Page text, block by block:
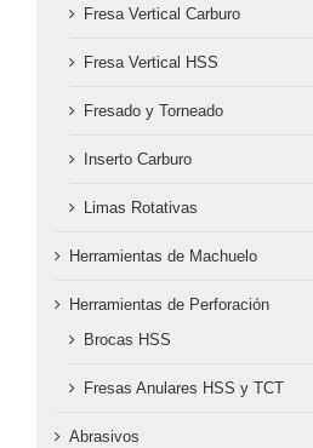
Fresa Vertical Carburo
Fresa Vertical HSS
Fresado y Torneado
Inserto Carburo
Limas Rotativas
Herramientas de Machuelo
Herramientas de Perforación
Brocas HSS
Fresas Anulares HSS y TCT
Abrasivos